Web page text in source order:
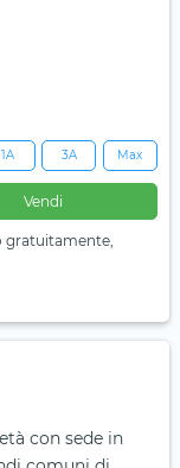
1A 3A Max
Vendi
gratuitamente,
con sede in